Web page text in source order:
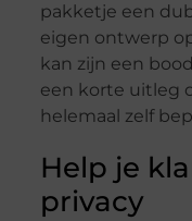
pakketje een
eigen ontwerp
kan zijn een
een korte uitleg
helemaal zelf
Help je
privacy